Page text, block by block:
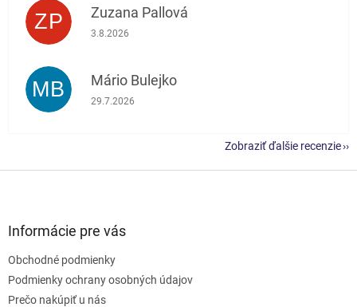
ZP Zuzana Pallová
Hodnotenie obchodu je 5 z 5 hviezdičiek.
3.8.2026
MB Mário Bulejko
Hodnotenie obchodu je 5 z 5 hviezdičiek.
29.7.2026
Zobraziť ďalšie recenzie
Informácie pre vás
Obchodné podmienky
Podmienky ochrany osobných údajov
Prečo nakúpiť u nás